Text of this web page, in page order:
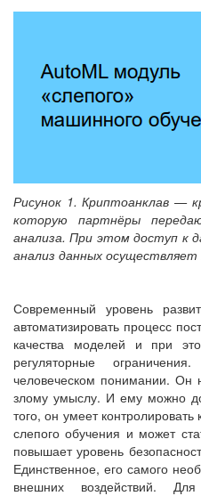
Рисунок 1. Криптоанклав —
которую партнёры
анализа. При этом доступ к
анализ данных
Современный уровень
автоматизировать процесс
качества моделей и при
регуляторные
человеческом понимании. Он
злому умыслу. И ему можно
того, он умеет
слепого обучения и может
повышает уровень
Единственное, его самого
внешних воздействий.